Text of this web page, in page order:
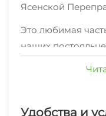
Ясенской
Это любимая
наших
Удобства и